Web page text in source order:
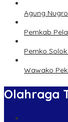
Agung
Pemkab
Pemko
Wawako
Olahraga